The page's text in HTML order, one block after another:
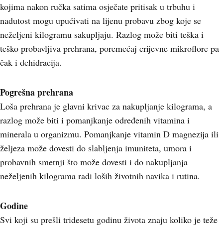
kojima nakon ručka satima osječate pritisak u trbuhu i
nadutost mogu upućivati na lijenu probavu zbog koje se
neželjeni kilogramu sakupljaju. Razlog može biti teška i
teško probavljiva prehrana, poremećaj crijevne mikroflore pa
čak i dehidracija.
Pogrešna prehrana
Loša prehrana je glavni krivac za nakupljanje kilograma, a
razlog može biti i pomanjkanje određenih vitamina i
minerala u organizmu. Pomanjkanje vitamin D magnezija ili
željeza može dovesti do slabljenja imuniteta, umora i
probavnih smetnji što može dovesti i do nakupljanja
neželjenih kilograma radi loših životnih navika i rutina.
Godine
Svi koji su prešli tridesetu godinu života znaju koliko je teže